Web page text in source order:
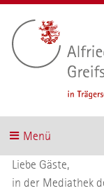
Menü
Liebe Gäste,
in der Mediathek